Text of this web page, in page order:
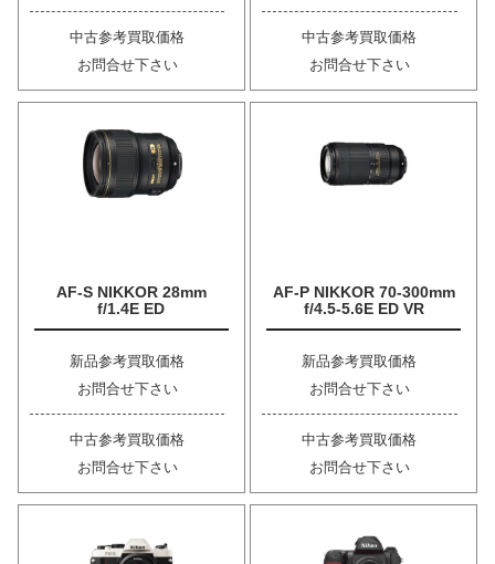
中古参考買取価格
お問合せ下さい
中古参考買取価格
お問合せ下さい
AF-S NIKKOR 28mm
f/1.4E ED
新品参考買取価格
お問合せ下さい
中古参考買取価格
お問合せ下さい
AF-P NIKKOR 70-300mm
f/4.5-5.6E ED VR
新品参考買取価格
お問合せ下さい
中古参考買取価格
お問合せ下さい